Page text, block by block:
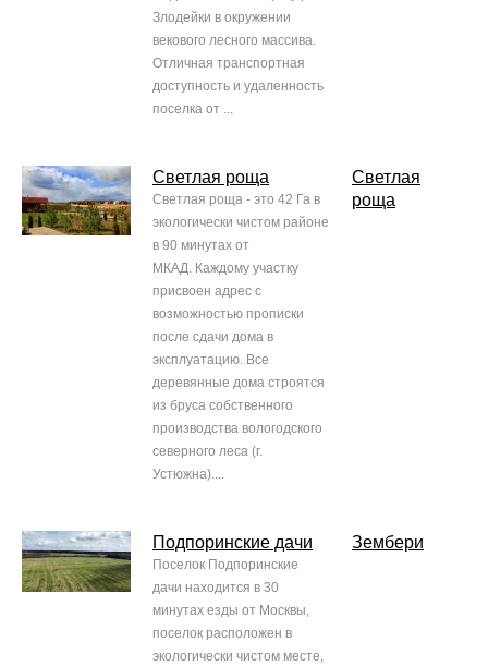
Злодейки в окружении
векового лесного массива.
Отличная транспортная
доступность и удаленность
поселка от ...
Светлая роща
Светлая роща - это 42 Га в
экологически чистом районе
в 90 минутах от
МКАД. Каждому участку
присвоен адрес с
возможностью прописки
после сдачи дома в
эксплуатацию. Все
деревянные дома строятся
из бруса собственного
производства вологодского
северного леса (г.
Устюжна)....
Светлая
роща
Подпоринские дачи
Поселок Подпоринские
дачи находится в 30
минутах езды от Москвы,
поселок расположен в
экологически чистом месте,
Зембери